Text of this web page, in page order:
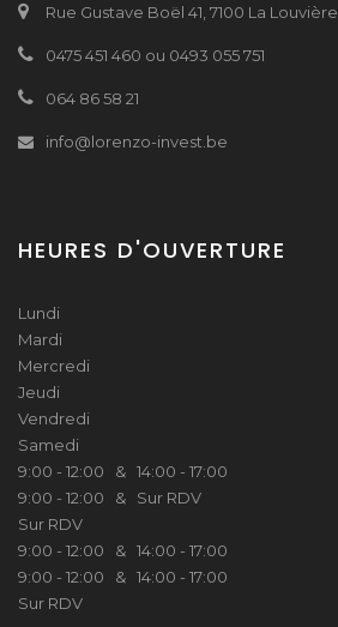
Rue Gustave Boël 41, 7100 La Louvière
0475 451 460 ou 0493 055 751
064 86 58 21
info@lorenzo-invest.be
HEURES D'OUVERTURE
Lundi
Mardi
Mercredi
Jeudi
Vendredi
Samedi
9:00 - 12:00 & 14:00 - 17:00
9:00 - 12:00 & Sur RDV
Sur RDV
9:00 - 12:00 & 14:00 - 17:00
9:00 - 12:00 & 14:00 - 17:00
Sur RDV